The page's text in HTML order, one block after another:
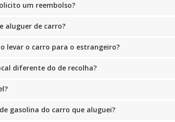
um reembolso?
aluguer de carro?
levar o carro para o estrangeiro?
diferente do de recolha?
gasolina do carro que aluguei?